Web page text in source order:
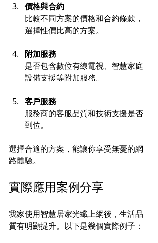
價格與合約
比較不同方案的價格和合約條款，
選擇性價比高的方案。
附加服務
是否包含數位有線電視、智慧家庭
設備支援等附加服務。
客戶服務
服務商的客服品質和技術支援是否
到位。
選擇合適的方案，能讓你享受無憂的網
路體驗。
實際應用案例分享
我家使用智慧居家光纖上網後，生活品
質有明顯提升。以下是幾個實際例子：